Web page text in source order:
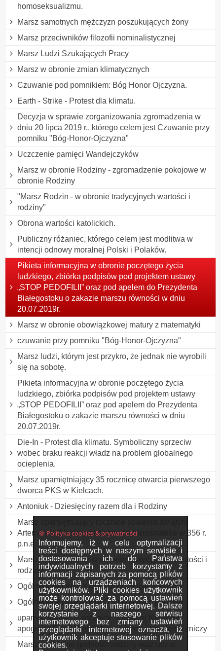
🍪 Polityka cookies & prywatności
Informujemy, iż w celu optymalizacji
treści dostępnych w naszym serwisie i
dostosowania ich do Państwa
indywidualnych potrzeb korzystamy z
informacji zapisanych za pomocą plików
cookies na urządzeniach końcowych
użytkowników. Pliki cookies użytkownik
może kontrolować za pomocą ustawień
swojej przeglądarki internetowej. Dalsze
korzystanie z naszego serwisu
internetowego bez zmiany ustawień
przeglądarki internetowej oznacza, iż
użytkownik akceptuje stosowanie plików
cookies.
homoseksualizmu.
Marsz samotnych mężczyzn poszukujących żony
Marsz przeciwników filozofii nominalistycznej
Marsz Ludzi Szukających Pracy
Marsz w obronie zmian klimatycznych
Czuwanie pod pomnikiem: Bóg Honor Ojczyzna.
Earth - Strike - Protest dla klimatu.
Decyzja w sprawie zorganizowania zgromadzenia w
dniu 20 lipca 2019 r., którego celem jest Czuwanie przy
pomniku "Bóg-Honor-Ojczyzna"
Uczczenie pamięci Wandejczyków
Marsz w obronie Rodziny - zgromadzenie pokojowe w
obronie Rodziny
"Marsz Rodzin - w obronie tradycyjnych wartości i
rodziny"
Obrona wartości katolickich.
Publiczny różaniec, którego celem jest modlitwa w
intencji odnowy moralnej Polski i Polaków.
Pikieta informacyjna w obronie poczętego życia
ludzkiego, zbiórka podpisów pod projektem ustawy
„STOP PEDOFILII” oraz pod apelem do Prezydenta
Białegostoku o zakazie marszu równości w dniu
20.07.2019r.
Marsz w obronie obowiązkowej matury z matematyki
czuwanie przy pomniku "Bóg-Honor-Ojczyzna"
Marsz ludzi, którym jest przykro, że jednak nie wyrobili
się na sobotę.
Pikieta informacyjna w obronie poczętego życia
ludzkiego, zbiórka podpisów pod projektem ustawy
„STOP PEDOFILII” oraz pod apelem do Prezydenta
Białegostoku o zakazie marszu równości w dniu
20.07.2019r.
Die-In - Protest dla klimatu. Symboliczny sprzeciw
wobec braku reakcji władz na problem globalnego
ocieplenia.
Marsz upamiętniający 35 rocznicę otwarcia pierwszego
dworca PKS w Kielcach.
Antoniuk - Dziesięciny razem dla i Rodziny
Marsz upamiętniający rocznicę spalenia świątyni
Artemidy w Efezie przez szewca Herostratesa w 356 r.
p.n.e.
Marsz rodzin - marsz w obronie tradycyjnych wartości i
rodziny
Ogólnopolski marsz kibiców przeciwko pedofilii
Ogólnopolski marsz kibiców przeciwko pedofilii
upamiętnienie 76. rocznicy "Krwawej Niedzieli" -
apogeum Rzezi Wołyńskiej, w formie zapalenia zniczy
Marsz w obronie godności rodziny oraz uczuć